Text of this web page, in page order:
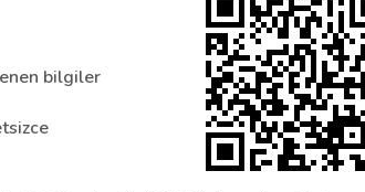
bilgiler